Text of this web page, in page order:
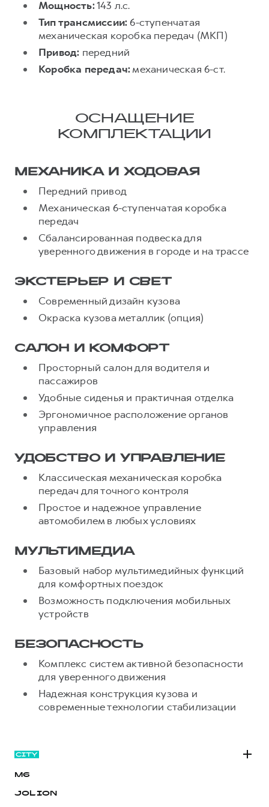
HAVAL Лизинг
АКСЕССУАРЫ HAVAL
Коллекция Базовая
Коллекция Детская
АКСЕССУАРЫ HAVAL
Автомобильные аксессуары
Коллекция CITY
Мощность:143 л.с.
Тип трансмиссии:6-ступенчатая
механическая коробка передач (МКП)
Привод: передний
Коробка передач:механическая 6-ст.
ОСНАЩЕНИЕ
КОМПЛЕКТАЦИИ
МЕХАНИКА И ХОДОВАЯ
Передний привод
Механическая 6-ступенчатая коробка
передач
Сбалансированная подвеска для
уверенного движения в городе и на трассе
ЭКСТЕРЬЕР И СВЕТ
Современный дизайн кузова
Окраска кузова металлик (опция)
САЛОН И КОМФОРТ
Просторный салон для водителя и
пассажиров
Удобные сиденья и практичная отделка
Эргономичное расположение органов
управления
УДОБСТВО И УПРАВЛЕНИЕ
Классическая механическая коробка
передач для точного контроля
Простое и надежное управление
автомобилем в любых условиях
МУЛЬТИМЕДИА
Базовый набор мультимедийных функций
для комфортных поездок
Возможность подключения мобильных
устройств
БЕЗОПАСНОСТЬ
Комплекс систем активной безопасности
для уверенного движения
Надежная конструкция кузова и
современные технологии стабилизации
M6
JOLION